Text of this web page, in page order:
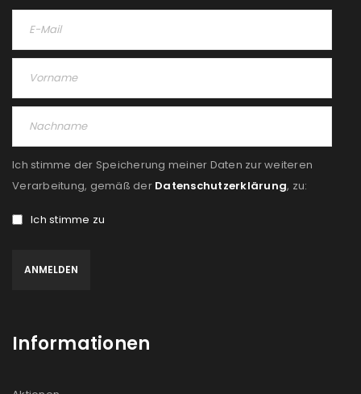
Ich stimme der Speicherung meiner Daten zur weiteren
Verarbeitung, gemäß der Datenschutzerklärung, zu:
Ich stimme zu
Informationen